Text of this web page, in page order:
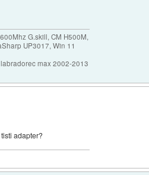
G.skill, CM H500M,
UP3017, Win 11
max 2002-2013
adapter?